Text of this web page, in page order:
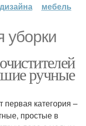
мебель
уборки
ручные
первая категория –
простые в